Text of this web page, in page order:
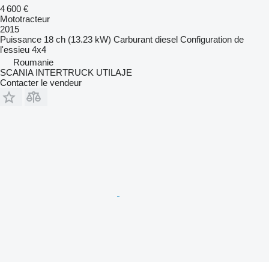
4 600 €
Mototracteur
2015
Puissance 18 ch (13.23 kW) Carburant diesel Configuration de
l'essieu 4x4
Roumanie
SCANIA INTERTRUCK UTILAJE
Contacter le vendeur